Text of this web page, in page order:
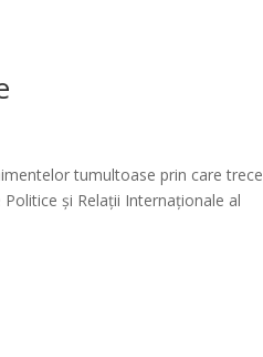
tumultoase prin care trece
și Relații Internaționale al